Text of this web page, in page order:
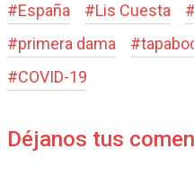
#España #Lis Cuesta #
#primera dama #
#COVID-19
Déjanos tus